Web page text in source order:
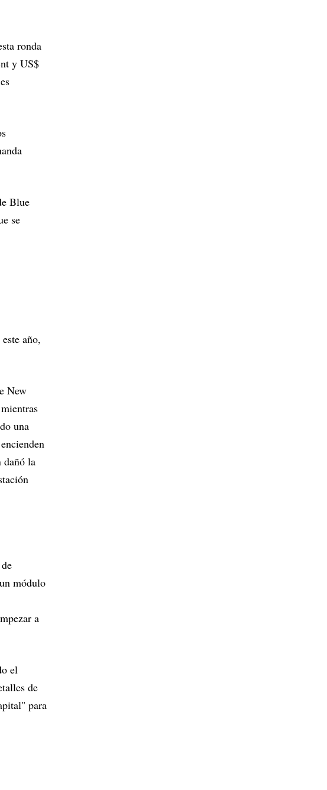
ronda
y US$
Blue
se
año,
New
una
dañó la
módulo
a
el
de
para